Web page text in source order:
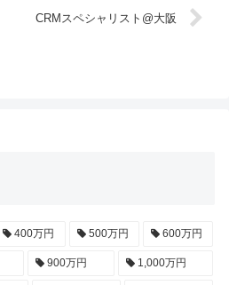
CRMスペシャリスト@大阪
400万円 500万円 600万円
900万円 1,000万円